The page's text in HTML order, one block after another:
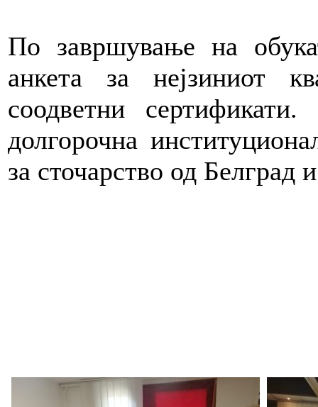
По завршување на
анкета за нејзиниот
соодветни
долгорочна
за сточарство од Белград